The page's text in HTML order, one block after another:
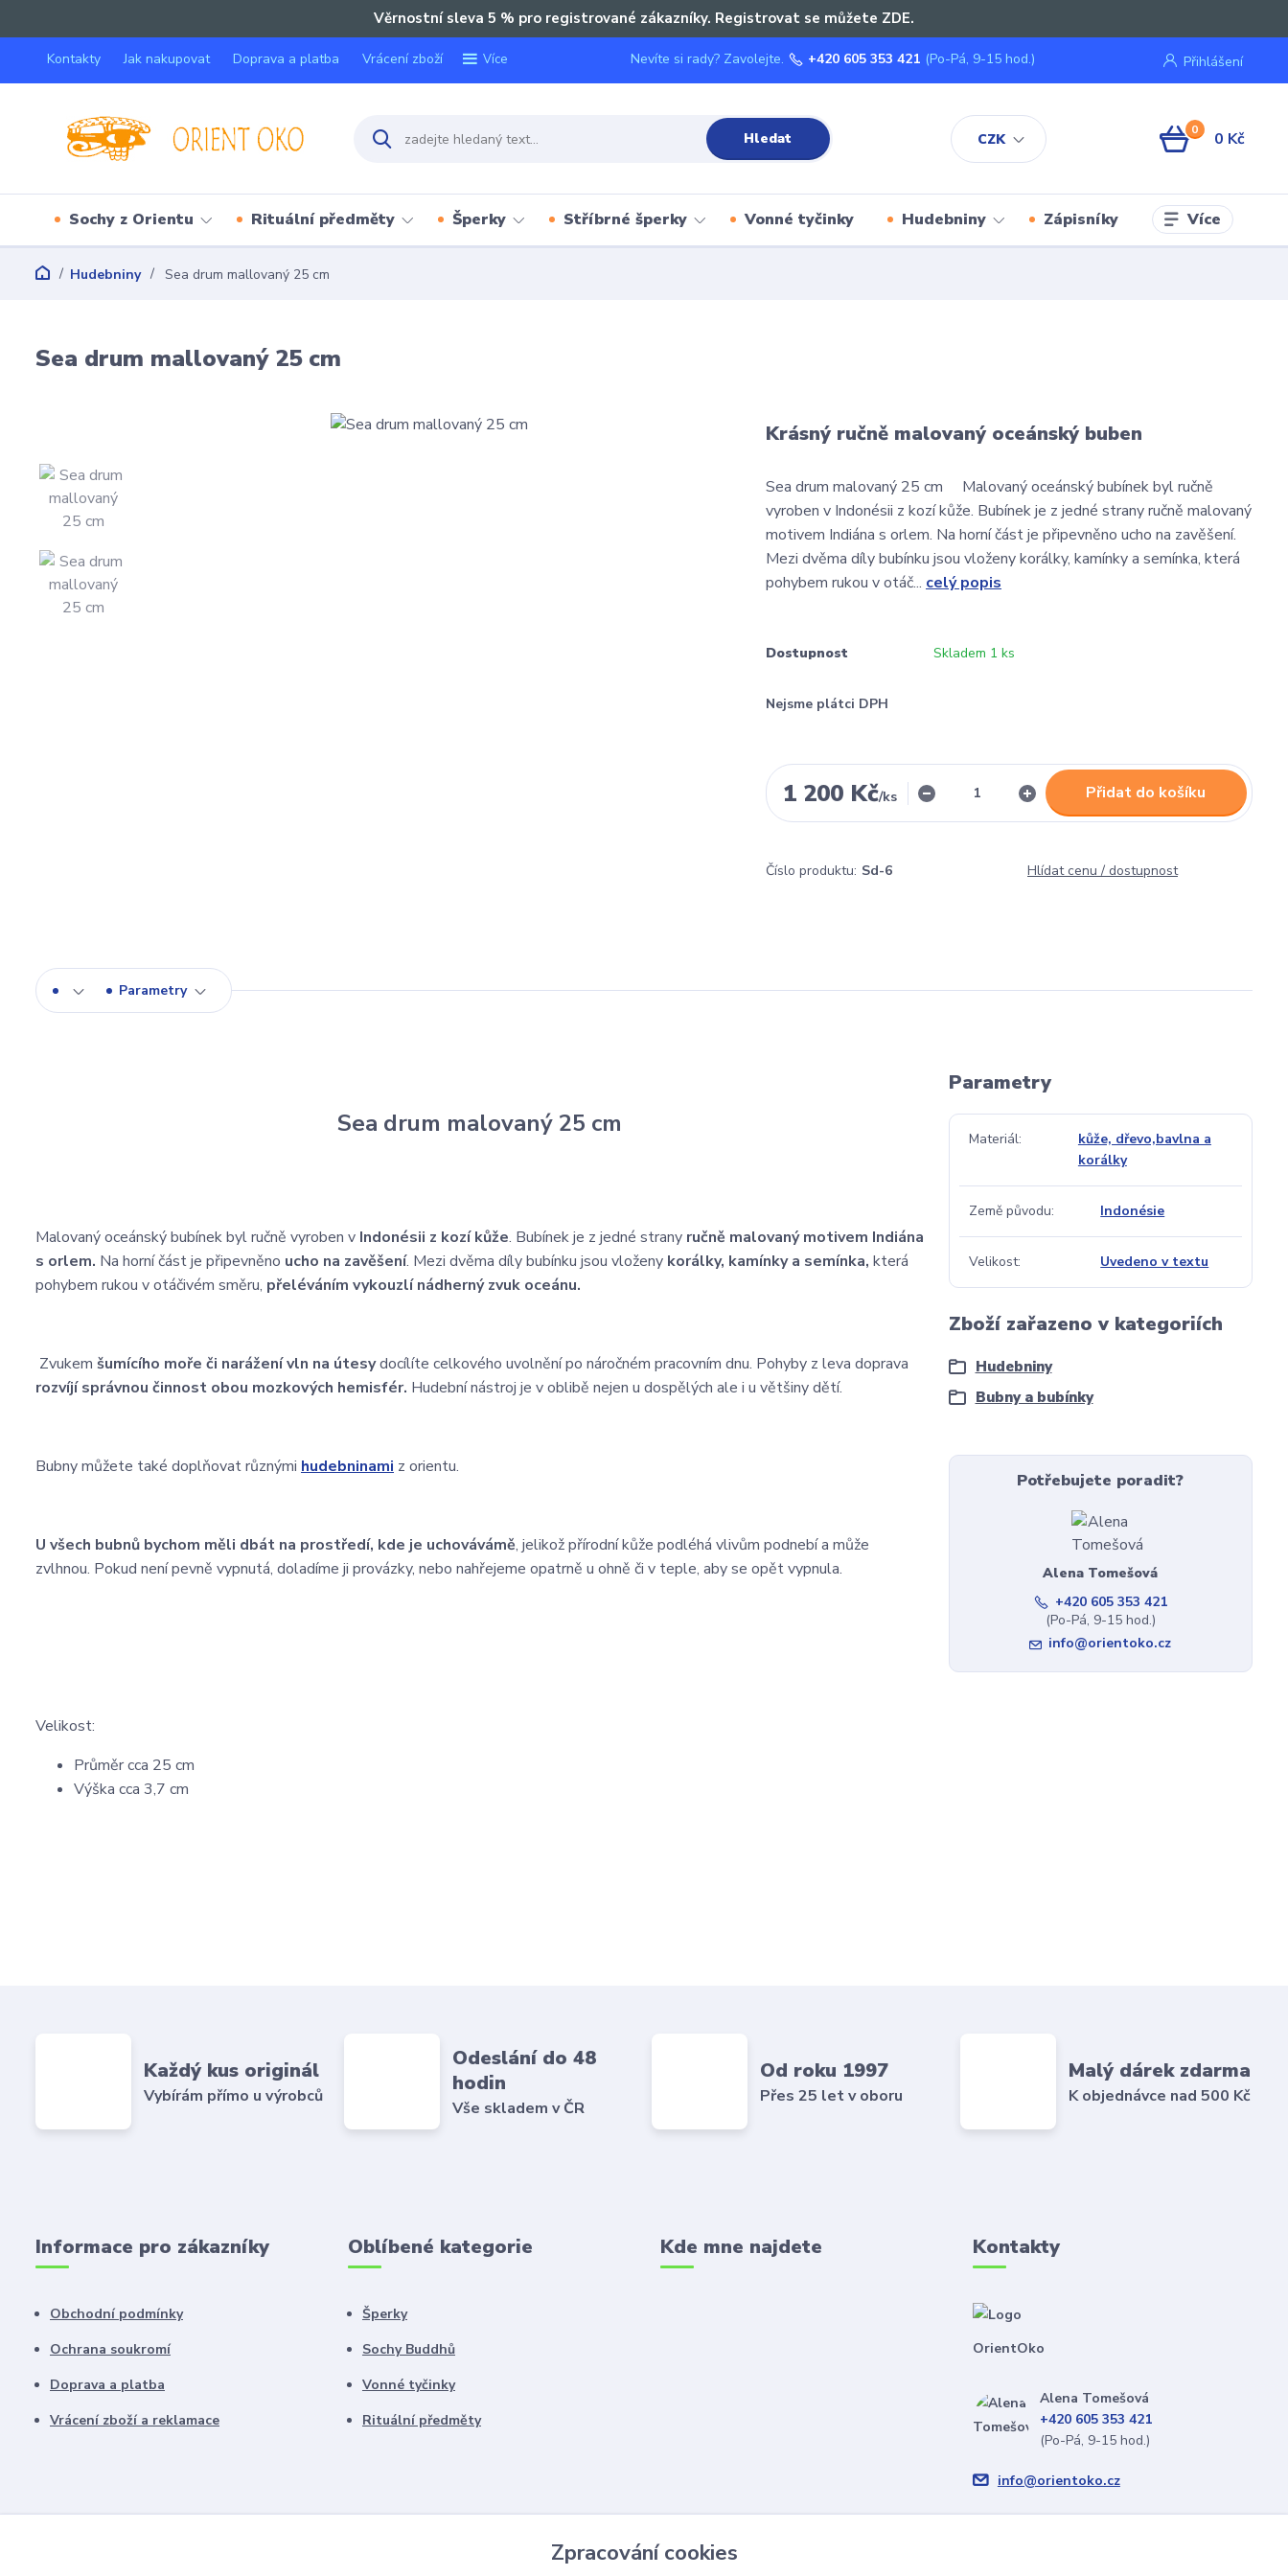
Věrnostní sleva 5 % pro registrované zákazníky. Registrovat se můžete ZDE.
Kontakty Jak nakupovat Doprava a platba Vrácení zboží Více
CZK
Přihlášení
Hledat
Nevíte si rady? Zavolejte. +420 605 353 421 (Po-Pá, 9-15 hod.)
0 0 Kč
Sochy z Orientu Rituální předměty Šperky Stříbrné šperky Vonné tyčinky Hudebniny Zápisníky Více
Hudebniny Sea drum mallovaný 25 cm
Sea drum mallovaný 25 cm
Krásný ručně malovaný oceánský buben
Sea drum malovaný 25 cm Malovaný oceánský bubínek byl ručně
vyroben v Indonésii z kozí kůže. Bubínek je z jedné strany ručně malovaný
motivem Indiána s orlem. Na horní část je připevněno ucho na zavěšení.
Mezi dvěma díly bubínku jsou vloženy korálky, kamínky a semínka, která
pohybem rukou v otáč... celý popis
Dostupnost Skladem 1 ks
Nejsme plátci DPH
1 200 Kč/ks Přidat do košíku
Číslo produktu: Sd-6 Hlídat cenu / dostupnost
Parametry
Sea drum malovaný 25 cm
Malovaný oceánský bubínek byl ručně vyroben v Indonésii z kozí kůže. Bubínek je z jedné strany ručně malovaný motivem Indiána
s orlem. Na horní část je připevněno ucho na zavěšení. Mezi dvěma díly bubínku jsou vloženy korálky, kamínky a semínka, která
pohybem rukou v otáčivém směru, přeléváním vykouzlí nádherný zvuk oceánu.
Zvukem šumícího moře či narážení vln na útesydocílíte celkového uvolnění po náročném pracovním dnu. Pohyby z leva doprava
rozvíjí správnou činnost obou mozkových hemisfér. Hudební nástroj je v oblibě nejen u dospělých ale i u většiny dětí.
Bubny můžete také doplňovat různými hudebninami z orientu.
U všech bubnů bychom měli dbát na prostředí, kde je uchovávámě, jelikož přírodní kůže podléhá vlivům podnebí a může
zvlhnou. Pokud není pevně vypnutá, doladíme ji provázky, nebo nahřejeme opatrně u ohně či v teple, aby se opět vypnula.
Velikost:
Průměr cca 25 cm
Výška cca 3,7 cm
Parametry
Materiál
kůže, dřevo,bavlna a
korálky
Země původu Indonésie
Velikost Uvedeno v textu
Zboží zařazeno v kategoriích
Hudebniny
Bubny a bubínky
Potřebujete poradit?
Alena Tomešová
+420 605 353 421
(Po-Pá, 9-15 hod.)
info@orientoko.cz
Každý kus originál
Vybírám přímo u výrobců
Odeslání do 48
hodin
Vše skladem v ČR
Od roku 1997
Přes 25 let v oboru
Malý dárek zdarma
K objednávce nad 500 Kč
Informace pro zákazníky
Obchodní podmínky
Ochrana soukromí
Doprava a platba
Vrácení zboží a reklamace
Oblíbené kategorie
Šperky
Sochy Buddhů
Vonné tyčinky
Rituální předměty
Kde mne najdete Kontakty
OrientOko
Alena Tomešová
+420 605 353 421
(Po-Pá, 9-15 hod.)
info@orientoko.cz
Zpracování cookies